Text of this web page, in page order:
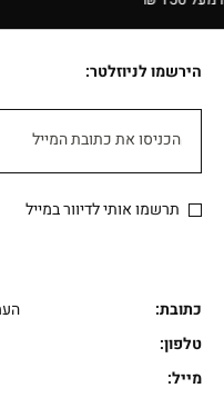
הירשמו לניוזלטר:
הכניסו את כתובת המייל
תרשמו אותי לדיוור במייל
כתובת:
העמל 14 , פארק
טלפון:
מייל: